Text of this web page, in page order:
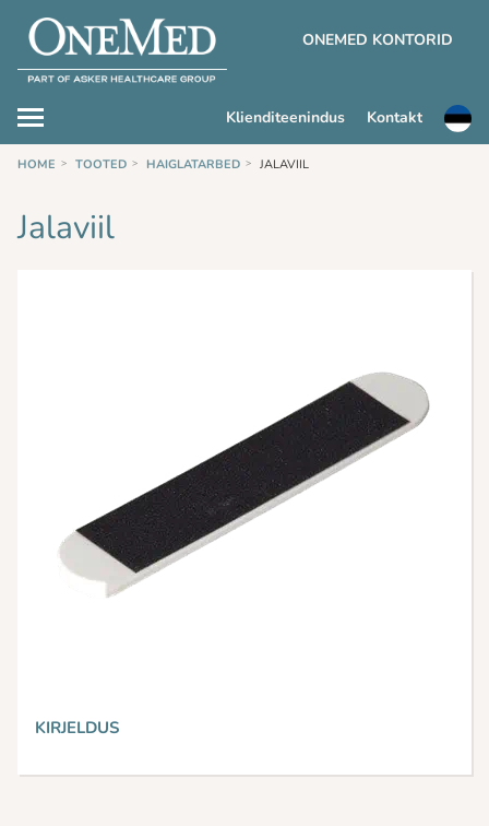
Klienditeenindus Kontakt
ONEMED KONTORID
HOME TOOTED HAIGLATARBED JALAVIIL
Jalaviil
KIRJELDUS